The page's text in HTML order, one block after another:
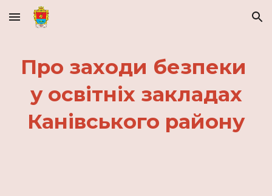
Skip to main content Skip to navigation
Про заходи безпеки
у освітніх закладах
Канівського району